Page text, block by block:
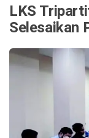
LKS
Selesaikan